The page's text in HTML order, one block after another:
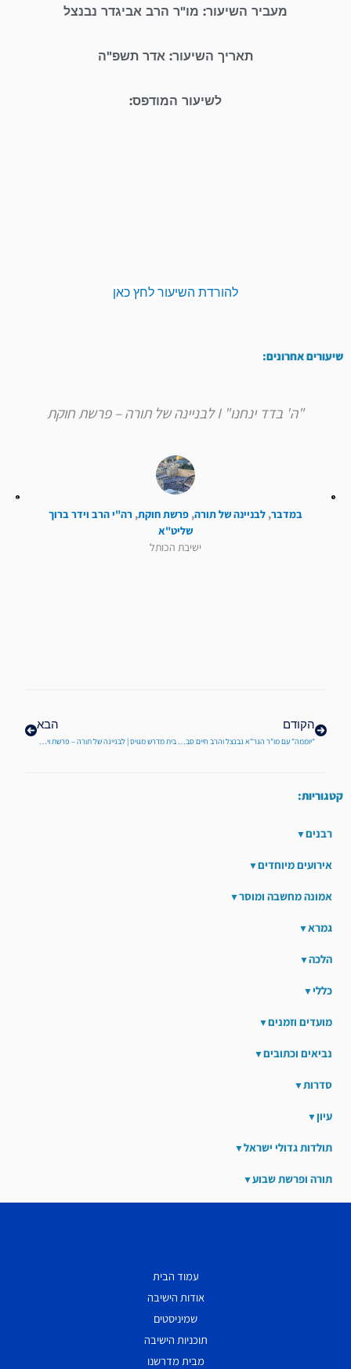
מעביר השיעור: מו"ר הרב אביגדר נבנצל
תאריך השיעור: אדר תשפ"ה
לשיעור המודפס:
להורדת השיעור לחץ כאן
שיעורים אחרונים:
"ה' בדד ינחנו" I לבניינה של תורה – פרשת חוקת
במדבר, לבניינה של תורה, פרשת חוקת, רה"י הרב וידר ברוך
שליט"א
ישיבת הכותל
הקודם הבא
קטגוריות:
רבנים
אירועים מיוחדים
אמונה מחשבה ומוסר
גמרא
הלכה
כללי
מועדים וזמנים
נביאים וכתובים
סדרות
עיון
תולדות גדולי ישראל
תורה ופרשת שבוע
עמוד הבית
אודות הישיבה
שמיניסטים
תוכניות הישיבה
מבית מדרשנו